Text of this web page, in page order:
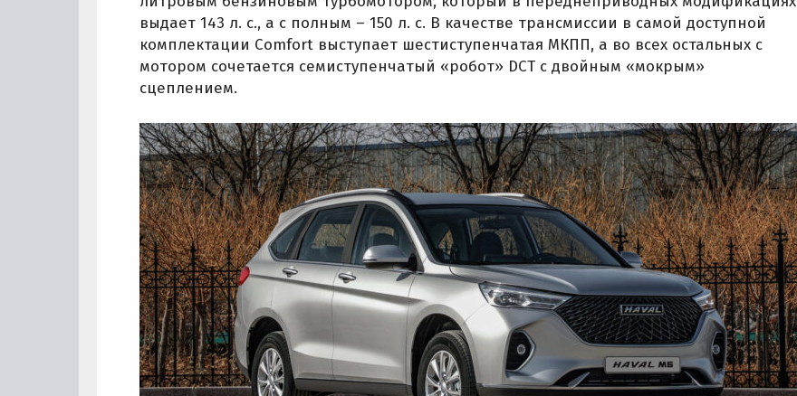
выдает 143 л. с., а с полным – 150 л. с. В качестве трансмиссии в самой доступной
комплектации Comfort выступает шестиступенчатая МКПП, а во всех остальных с
мотором сочетается семиступенчатый «робот» DCT с двойным «мокрым»
сцеплением.